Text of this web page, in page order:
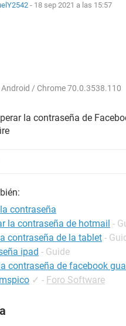
- 18 sep 2021 a las 15:57
Android / Chrome 70.0.3538.110
la contraseña de
contraseña
la contraseña de hotmail -
contraseña de la tablet -
ipad - Guide
contraseña de facebook
✓ - Foro Software